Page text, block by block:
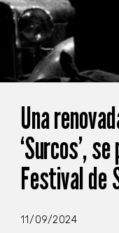
Una
‘Surcos’,
Festival de
11/09/2024